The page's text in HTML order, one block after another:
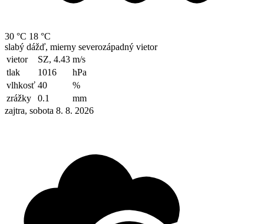
30 °C 18 °C
slabý dážď, mierny severozápadný vietor
vietor
SZ, 4.43 m/s
tlak
1016
hPa
vlhkosť 40
%
zrážky
0.1
mm
zajtra, sobota 8. 8. 2026